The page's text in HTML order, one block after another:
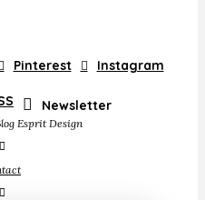
Pinterest Instagram
Newsletter
Esprit Design